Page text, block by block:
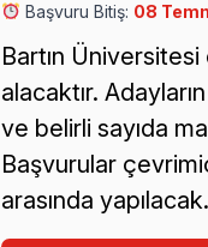
Başvuru Bitiş: 08
Bartın
alacaktır.
ve belirli sayıda
Başvurular
arasında yapılacak.